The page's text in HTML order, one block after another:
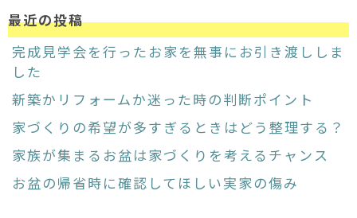
最近の投稿
完成見学会を行ったお家を無事にお引き渡ししま
した
新築かリフォームか迷った時の判断ポイント
家づくりの希望が多すぎるときはどう整理する？
家族が集まるお盆は家づくりを考えるチャンス
お盆の帰省時に確認してほしい実家の傷み